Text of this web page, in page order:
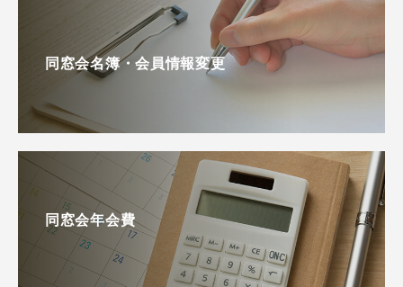
同窓会名簿・会員情報変更
同窓会年会費